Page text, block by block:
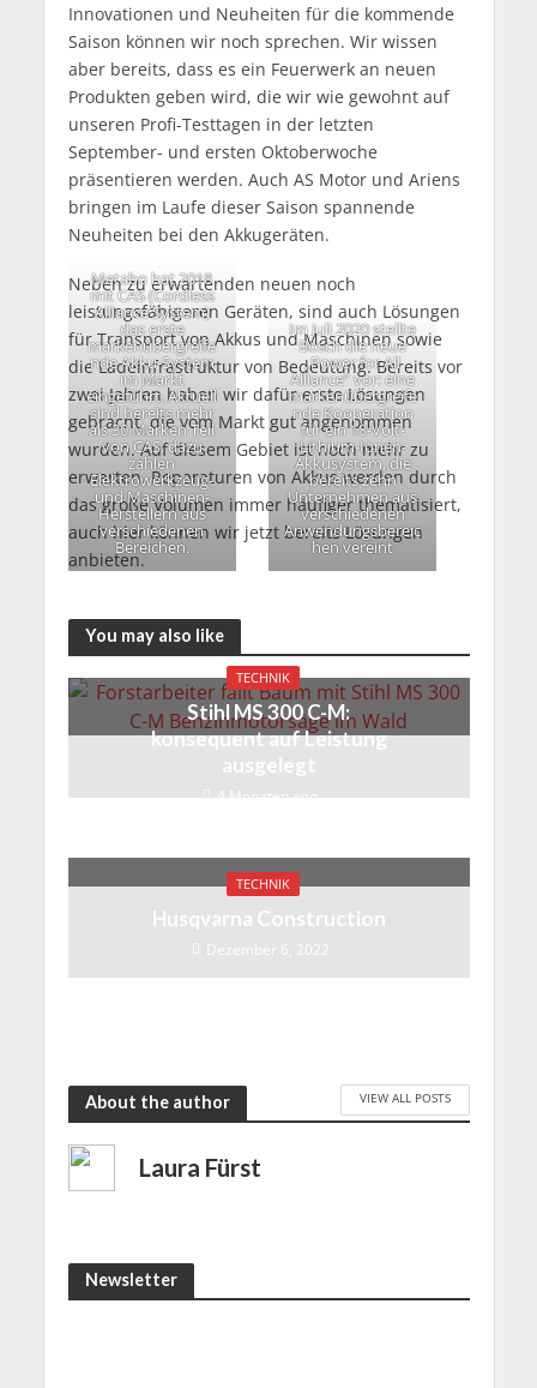
Innovationen und Neuheiten für die kommende
Saison können wir noch sprechen. Wir wissen
aber bereits, dass es ein Feuerwerk an neuen
Produkten geben wird, die wir wie gewohnt auf
unseren Profi-Testtagen in der letzten
September- und ersten Oktoberwoche
präsentieren werden. Auch AS Motor und Ariens
bringen im Laufe dieser Saison spannende
Neuheiten bei den Akkugeräten.
Neben zu erwartenden neuen noch
leistungsfähigeren Geräten, sind auch Lösungen
für Transport von Akkus und Maschinen sowie
die Ladeinfrastruktur von Bedeutung. Bereits vor
zwei Jahren haben wir dafür erste Lösungen
gebracht, die vom Markt gut angenommen
wurden. Auf diesem Gebiet ist noch mehr zu
erwarten. Reparaturen von Akkus werden durch
das große Volumen immer häufiger thematisiert,
auch hier können wir jetzt bereits Lösungen
anbieten.
Metabo hat 2018
mit CAS (Cordless
Alliance System)
das erste
markenübergreife
nde Akku-System
im Markt
eingeführt. Aktuell
sind bereits mehr
als 30 Marken Teil
von CAS, dazu
zählen
Elektrowerkzeug-
und Maschinen-
Herstellern aus
verschiedenen
Bereichen.
Im Juli 2020 stellte
Bosch die neue
„Power for All
Alliance“ vor: eine
markenübergreife
nde Kooperation
für ein 18-Volt-
Lithium-Ionen-
Akkusystem, die
bereits zehn
Unternehmen aus
verschiedenen
Anwendungsbereic
hen vereint
You may also like
TECHNIK
Stihl MS 300 C-M:
konsequent auf Leistung
ausgelegt
4 Monaten ago
TECHNIK
Husqvarna Construction
Dezember 6, 2022
About the author VIEW ALL POSTS
Laura Fürst
Newsletter